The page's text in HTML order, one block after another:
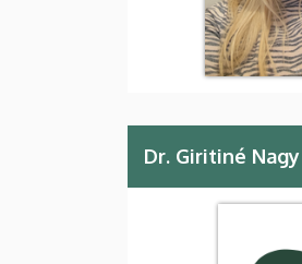
Dr. Giritiné